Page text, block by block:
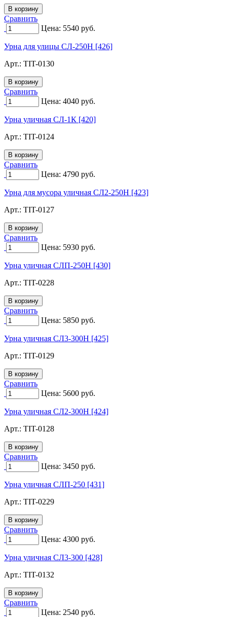
Сравнить
Цена: 5540 руб.
Урна для улицы СЛ-250Н [426]
Арт.: TIT-0130
Сравнить
Цена: 4040 руб.
Урна уличная СЛ-1К [420]
Арт.: TIT-0124
Сравнить
Цена: 4790 руб.
Урна для мусора уличная СЛ2-250Н [423]
Арт.: TIT-0127
Сравнить
Цена: 5930 руб.
Урна уличная СЛП-250Н [430]
Арт.: TIT-0228
Сравнить
Цена: 5850 руб.
Урна уличная СЛ3-300Н [425]
Арт.: TIT-0129
Сравнить
Цена: 5600 руб.
Урна уличная СЛ2-300Н [424]
Арт.: TIT-0128
Сравнить
Цена: 3450 руб.
Урна уличная СЛП-250 [431]
Арт.: TIT-0229
Сравнить
Цена: 4300 руб.
Урна уличная СЛ3-300 [428]
Арт.: TIT-0132
Сравнить
Цена: 2540 руб.